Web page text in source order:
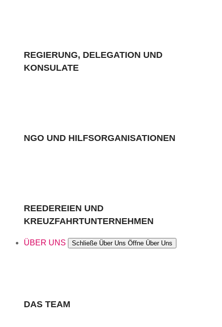
REGIERUNG, DELEGATION UND
KONSULATE
NGO UND HILFSORGANISATIONEN
REEDEREIEN UND
KREUZFAHRTUNTERNEHMEN
ÜBER UNS Schließe Über Uns Öffne Über Uns
DAS TEAM